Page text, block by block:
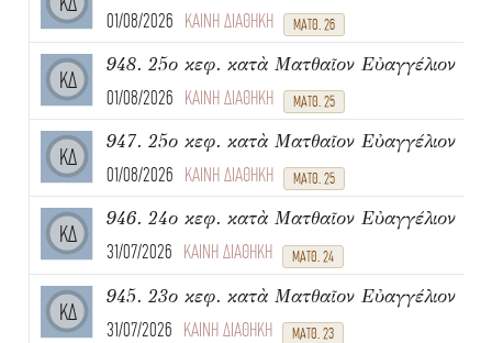
01/08/2026 ΚΑΙΝΗ ΔΙΑΘΗΚΗ ΜΑΤΘ. 26
ΚΔ
948. 25ο κεφ. κατὰ Ματθαῖον Εὐαγγέλιον
01/08/2026 ΚΑΙΝΗ ΔΙΑΘΗΚΗ ΜΑΤΘ. 25
ΚΔ
947. 25ο κεφ. κατὰ Ματθαῖον Εὐαγγέλιον
01/08/2026 ΚΑΙΝΗ ΔΙΑΘΗΚΗ ΜΑΤΘ. 25
ΚΔ
946. 24ο κεφ. κατὰ Ματθαῖον Εὐαγγέλιον
31/07/2026 ΚΑΙΝΗ ΔΙΑΘΗΚΗ ΜΑΤΘ. 24
ΚΔ
945. 23ο κεφ. κατὰ Ματθαῖον Εὐαγγέλιον
31/07/2026 ΚΑΙΝΗ ΔΙΑΘΗΚΗ ΜΑΤΘ. 23